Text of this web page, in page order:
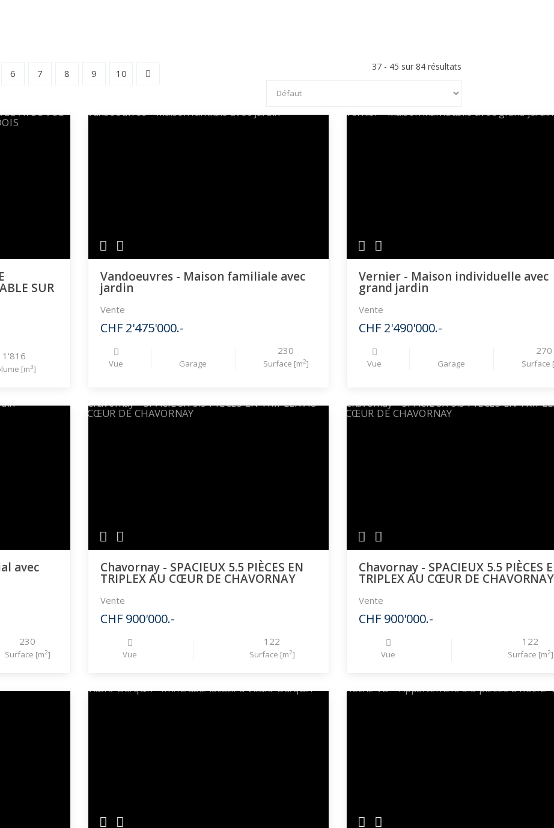
6 7 8 9 10
37 - 45 sur 84 résultats
SUR
1'816
[m3]
Vandoeuvres - Maison familiale avec
jardin
Vente
CHF 2'475'000.-
Vue Garage
230
Surface [m2]
Vernier - Maison individuelle avec
grand jardin
Vente
CHF 2'490'000.-
Vue Garage
270
Surface
avec
230
Surface [m2]
Chavornay - SPACIEUX 5.5 PIÈCES EN
TRIPLEX AU CŒUR DE CHAVORNAY
Vente
CHF 900'000.-
Vue
122
Surface [m2]
Chavornay - SPACIEUX 5.5 PIÈCES
TRIPLEX AU CŒUR DE CHAVORNAY
Vente
CHF 900'000.-
Vue
122
Surface [m2]